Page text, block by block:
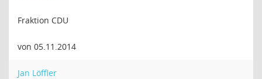
Fraktion CDU
von 05.11.2014
Jan Löffler